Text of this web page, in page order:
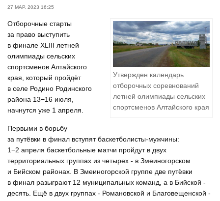
27 МАР. 2023 16:25
Утвержден календарь
отборочных соревнований
летней олимпиады сельских
спортсменов Алтайского края
Отборочные старты
за право выступить
в финале XLIII летней
олимпиады сельских
спортсменов Алтайского
края, который пройдёт
в селе Родино Родинского
района 13−16 июля,
начнутся уже 1 апреля.
Первыми в борьбу
за путёвки в финал вступят баскетболисты-мужчины:
1−2 апреля баскетбольные матчи пройдут в двух
территориальных группах из четырех - в Змеиногорском
и Бийском районах. В Змеиногорской группе две путёвки
в финал разыграют 12 муниципальных команд, а в Бийской -
десять. Ещё в двух группах - Романовской и Благовещенской -